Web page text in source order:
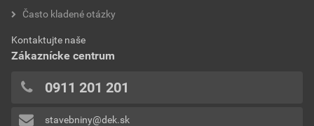
Aktuálna predajná porovnávacia cena po zľave 32% z
cenníkovej ceny
5,78 EUR
bez DPH za kg
typ
hustota
hodnota PH
hodnotilo 0 užívateľov
Často kladené otázky
Kontaktujte naše
Zákaznícke centrum
0911 201 201
stavebniny@dek.sk